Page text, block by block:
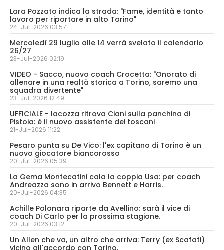
Lara Pozzato indica la strada: "Fame, identità e tanto
lavoro per riportare in alto Torino"
24-Jul-2026 03:57
Mercoledì 29 luglio alle 14 verrà svelato il calendario
26/27
23-Jul-2026 02:19
VIDEO - Sacco, nuovo coach Crocetta: "Onorato di
allenare in una realtà storica a Torino, saremo una
squadra divertente"
23-Jul-2026 12:49
UFFICIALE - Iacozza ritrova Ciani sulla panchina di
Pistoia: è il nuovo assistente dei toscani
21-Jul-2026 11:22
Pesaro punta su De Vico: l'ex capitano di Torino è un
nuovo giocatore biancorosso
20-Jul-2026 05:39
La Gema Montecatini cala la coppia Usa: per coach
Andreazza sono in arrivo Bennett e Harris.
20-Jul-2026 04:35
Achille Polonara riparte da Avellino: sarà il vice di
coach Di Carlo per la prossima stagione.
20-Jul-2026 03:12
Un Allen che va, un altro che arriva: Terry (ex Scafati)
vicino all'accordo con Torino.